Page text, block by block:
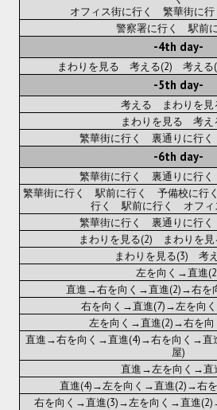
Небесный воин
Немного героев меча и магии
Расширенная версия Х3
REBalance
Работы Kuroneko
Doom 3 Remaster Fan Edition
X2 - The Threat Remaster Fan Edition
Quake III Arena Remaster Fan Edition
Star Trek Voyager Elite Force
Sacred Gold Remaster Fan Edition
Red Faction remaster Fan Edition
Aliens versus Predator 1 Remaster
Age of Pirates: Caribbean Tales
オフィス街に行く 繁華街に
警察署に行く 駅前
-4th day-
まわりを見る 考える(2) 考え
-5th day-
考える まわりを見
まわりを見る 考え
繁華街に行く 裏通りに行
-6th day-
繁華街に行く 裏通りに行
繁華街に行く 駅前に行く 予備校に行
行く 駅前に行く オフィ
繁華街に行く 裏通りに行
まわりを見る(2) まわりを
まわりを見る(3) 考
左を向く→直進
直進→右を向く→直進(2)→右を
右を向く→直進(7)→左を向
左を向く→直進(2)→右を
直進→右を向く→直進(4)→右を向く→直
屋)
直進→左を向く→直
直進(4)→左を向く→直進(2)→右
右を向く→直進(3)→左を向く→直進